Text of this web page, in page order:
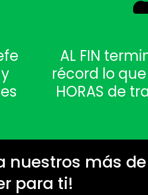
AL FIN
récord lo
HORAS de
nuestros más
para ti!